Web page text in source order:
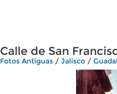
Calle de San
Fotos Antiguas / Jalisco /